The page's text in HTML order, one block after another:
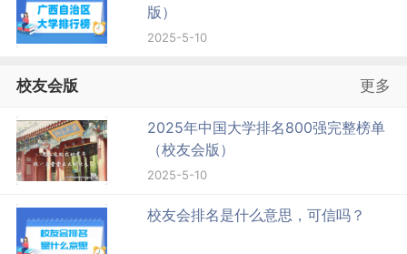
版）
2025-5-10
校友会版 更多
2025年中国大学排名800强完整榜单
（校友会版）
2025-5-10
校友会排名是什么意思，可信吗？